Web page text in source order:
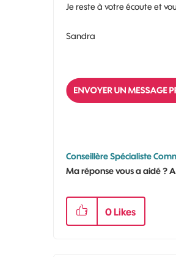
Je reste à votre écoute et
Sandra
Conseillère Spécialiste
Ma réponse vous a aidé ?
0 Likes